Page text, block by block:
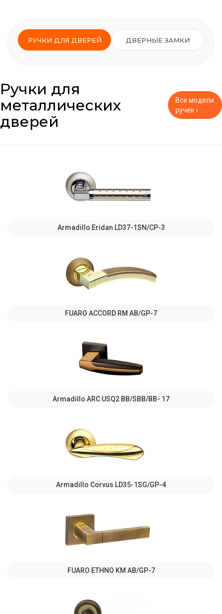
РУЧКИ ДЛЯ ДВЕРЕЙ ДВЕРНЫЕ ЗАМКИ
Ручки для
металлических
дверей
Все модели
ручек ›
Armadillo Eridan LD37-1SN/CP-3
FUARO ACCORD RM AB/GP-7
Armadillo ARC USQ2 BB/SBB/BB- 17
Armadillo Corvus LD35-1SG/GP-4
FUARO ETHNO KM AB/GP-7